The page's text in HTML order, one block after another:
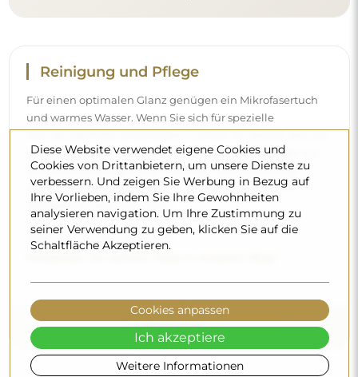
Reinigung und Pflege
Für einen optimalen Glanz genügen ein Mikrofasertuch
und warmes Wasser. Wenn Sie sich für spezielle
einen neutralen pH-Wert (etwa 7) haben. Vermeiden Sie
scharfe Reinigungsmittel mit Essig, Ammoniak oder
starken Säuren – so behält der Spiegel sein schönes
Spiegelbild über viele Jahre.
Möchten Sie mehr erfahren?
Diese Website verwendet eigene Cookies und
Cookies von Drittanbietern, um unsere Dienste zu
verbessern. Und zeigen Sie Werbung in Bezug auf
Ihre Vorlieben, indem Sie Ihre Gewohnheiten
analysieren navigation. Um Ihre Zustimmung zu
seiner Verwendung zu geben, klicken Sie auf die
Schaltfläche Akzeptieren.
Weitere Informationen
Cookies anpassen
Ich akzeptiere